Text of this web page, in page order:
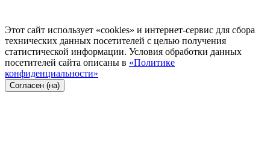
Этот сайт использует «cookies» и интернет-сервис для сбора
технических данных посетителей с целью получения
статистической информации. Условия обработки данных
посетителей сайта описаны в «Политике
конфиденциальности»
Согласен (на)